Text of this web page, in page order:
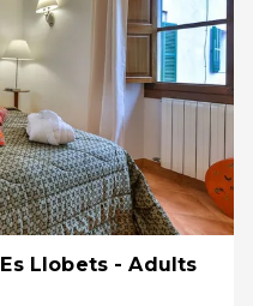
Llobets - Adults